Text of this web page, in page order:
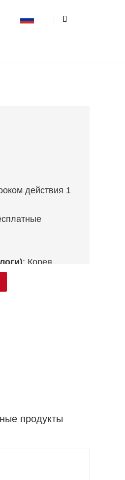
действия 1
: Корея,
Чили,
продукты